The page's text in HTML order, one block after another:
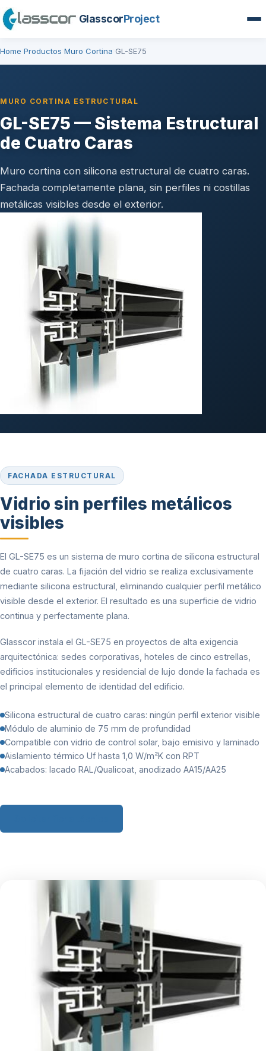
GlasscorProject
Home Productos Muro Cortina GL-SE75
MURO CORTINA ESTRUCTURAL
GL-SE75 — Sistema Estructural
de Cuatro Caras
Muro cortina con silicona estructural de cuatro caras.
Fachada completamente plana, sin perfiles ni costillas
metálicas visibles desde el exterior.
FACHADA ESTRUCTURAL
Vidrio sin perfiles metálicos
visibles
El GL-SE75 es un sistema de muro cortina de silicona estructural
de cuatro caras. La fijación del vidrio se realiza exclusivamente
mediante silicona estructural, eliminando cualquier perfil metálico
visible desde el exterior. El resultado es una superficie de vidrio
continua y perfectamente plana.
Glasscor instala el GL-SE75 en proyectos de alta exigencia
arquitectónica: sedes corporativas, hoteles de cinco estrellas,
edificios institucionales y residencial de lujo donde la fachada es
el principal elemento de identidad del edificio.
Silicona estructural de cuatro caras: ningún perfil exterior visible
Módulo de aluminio de 75 mm de profundidad
Compatible con vidrio de control solar, bajo emisivo y laminado
Aislamiento térmico Uf hasta 1,0 W/m²K con RPT
Acabados: lacado RAL/Qualicoat, anodizado AA15/AA25